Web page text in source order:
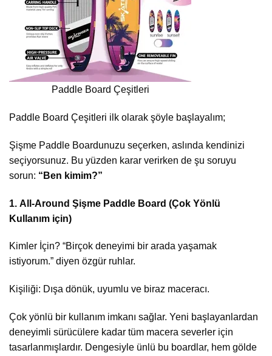
Paddle Board Çeşitleri
Paddle Board Çeşitleri ilk olarak şöyle başlayalım;
Şişme Paddle Boardunuzu seçerken, aslında kendinizi
seçiyorsunuz. Bu yüzden karar verirken de şu soruyu
sorun: “Ben kimim?”
1. All-Around Şişme Paddle Board (Çok Yönlü
Kullanım için)
Kimler İçin? “Birçok deneyimi bir arada yaşamak
istiyorum.” diyen özgür ruhlar.
Kişiliği: Dışa dönük, uyumlu ve biraz maceracı.
Çok yönlü bir kullanım imkanı sağlar. Yeni başlayanlardan
deneyimli sürücülere kadar tüm macera severler için
tasarlanmışlardır. Dengesiyle ünlü bu boardlar, hem gölde